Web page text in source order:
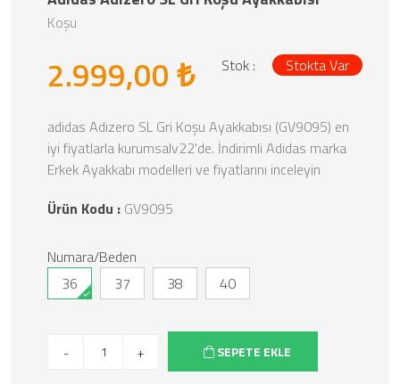
Koşu
Stok :
Stokta Var
2.999,00 ₺
adidas Adizero SL Gri Koşu Ayakkabısı (GV9095) en
iyi fiyatlarla kurumsalv22'de. İndirimli Adidas marka
Erkek Ayakkabı modelleri ve fiyatlarını inceleyin
Ürün Kodu : GV9095
Numara/Beden
36
37 38 40
- + SEPETE EKLE